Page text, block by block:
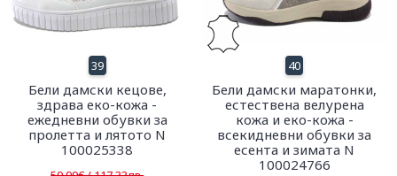
39
Бели дамски кецове,
здрава еко-кожа -
ежедневни обувки за
пролетта и лятото N
100025338
40
Бели дамски маратонки,
естествена велурена
кожа и еко-кожа -
всекидневни обувки за
есента и зимата N
100024766